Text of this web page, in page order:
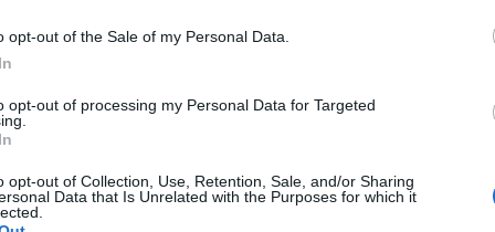
opt-out of the Sale of my Personal Data.
opt-out of processing my Personal Data for Targeted
opt-out of Collection, Use, Retention, Sale, and/or Sharing
Data that Is Unrelated with the Purposes for which it
meg. A tárlat november 15-ig látogatható.
KÉPZŐMŰVÉSZET